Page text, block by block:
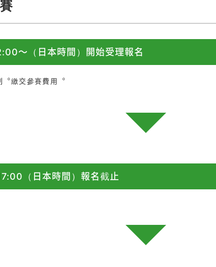
〜（日本時間）開始受理報名
︒繳交參賽費用︒
（日本時間）報名截止